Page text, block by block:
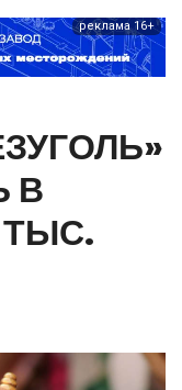
реклама 16+
В
ТЫС.